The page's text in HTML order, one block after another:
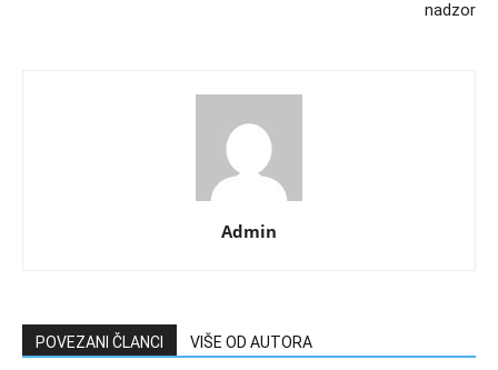
nadzor
Admin
POVEZANI ČLANCI VIŠE OD AUTORA